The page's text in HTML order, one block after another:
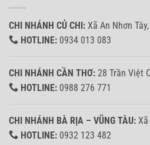
CHI NHÁNH CỦ CHI: Xã An Nhơn
HOTLINE: 0934 013 083
CHI NHÁNH CẦN THƠ: 28 Trần Việt
HOTLINE: 0988 276 771
CHI NHÁNH BÀ RỊA – VŨNG TÀU:
HOTLINE: 0932 123 482